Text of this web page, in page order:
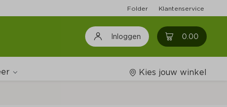
Folder Klantenservice
Inloggen 0.00 0
Kies jouw winkel